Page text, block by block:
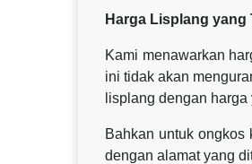
Harga Lisplang yang
Kami menawarkan
ini tidak akan
lisplang dengan
Bahkan untuk ongkos
dengan alamat yang